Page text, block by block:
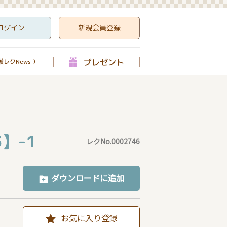
グイン 新規会員登録
レクNews ） プレゼント
-1 レクNo.0002746
ダウンロードに追加
お気に入り登録